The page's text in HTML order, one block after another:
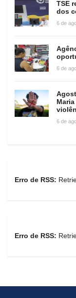
TSE
dos
6 de
6 de
6 de
Erro de RSS:
Erro de RSS: